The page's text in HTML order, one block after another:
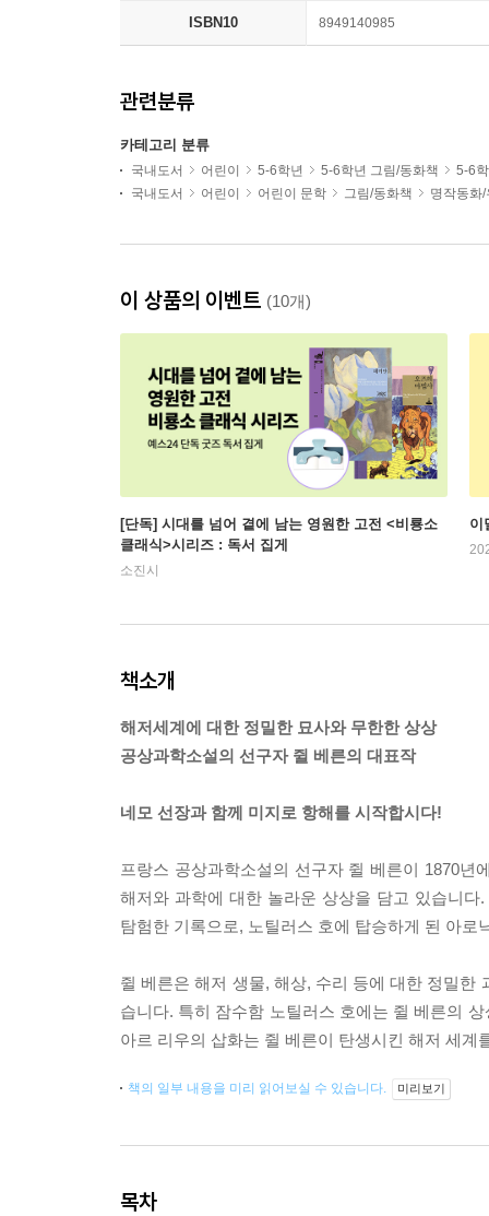
ISBN10 8949140985
관련분류
카테고리 분류
국내도서 어린이 5-6학년 5-6학년 그림/동화책
5-6
국내도서
어린이 어린이 문학 그림/동화책 명작동화/
이 상품의 이벤트 (10개)
[단독] 시대를 넘어 곁에 남는 영원한 고전 <비룡소
클래식>시리즈 : 독서 집게
소진시
이
책소개
해저세계에 대한 정밀한 묘사와 무한한 상상
공상과학소설의 선구자 쥘 베른의 대표작
네모 선장과 함께 미지로 항해를 시작합시다!
프랑스 공상과학소설의 선구자 쥘 베른이 1870
해저와 과학에 대한 놀라운 상상을 담고 있습니
탐험한 기록으로, 노틸러스 호에 탑승하게 된 아
쥘 베른은 해저 생물, 해상, 수리 등에 대한 정밀한
습니다. 특히 잠수함 노틸러스 호에는 쥘 베른의
아르 리우의 삽화는 쥘 베른이 탄생시킨 해저 세
책의 일부 내용을 미리 읽어보실 수 있습니다. 미리보기
목차